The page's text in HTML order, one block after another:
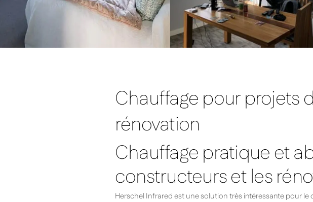
Chauffage pour projets
rénovation
Chauffage pratique et
constructeurs et les
Herschel Infrared est une solution très intéressante pour